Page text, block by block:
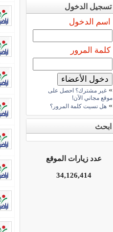
تسجيل الدخول
اسم الدخول
كلمة المرور
» غير مشترك؟ احصل على
موقع مجاني الآن!
» هل نسيت كلمة المرور؟
ابحث
عدد زيارات الموقع
34,126,414